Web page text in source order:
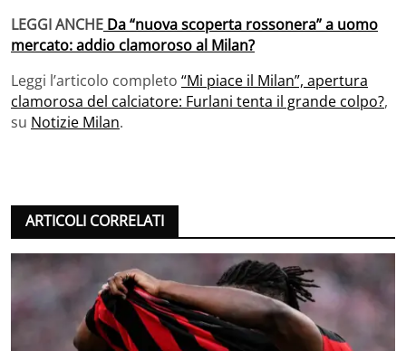
LEGGI ANCHE Da “nuova scoperta rossonera” a uomo
mercato: addio clamoroso al Milan?
Leggi l’articolo completo “Mi piace il Milan”, apertura
clamorosa del calciatore: Furlani tenta il grande colpo?,
su Notizie Milan.
ARTICOLI CORRELATI